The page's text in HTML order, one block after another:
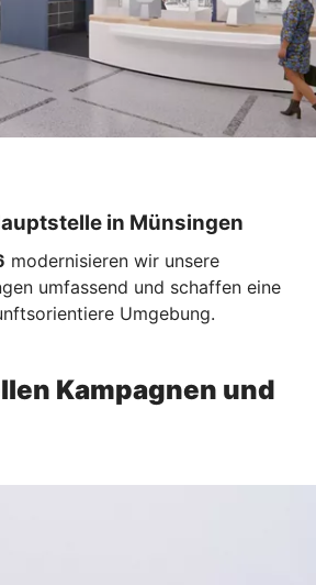
in Münsingen
modernisieren wir unsere
umfassend und schaffen eine
Umgebung.
Kampagnen und